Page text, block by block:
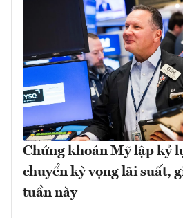
Chứng khoán Mỹ lập kỷ
chuyển kỳ vọng lãi suất,
tuần này